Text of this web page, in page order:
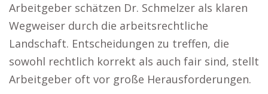
Arbeitgeber schätzen Dr. Schmelzer als klaren
Wegweiser durch die arbeitsrechtliche
Landschaft. Entscheidungen zu treffen, die
sowohl rechtlich korrekt als auch fair sind, stellt
Arbeitgeber oft vor große Herausforderungen.